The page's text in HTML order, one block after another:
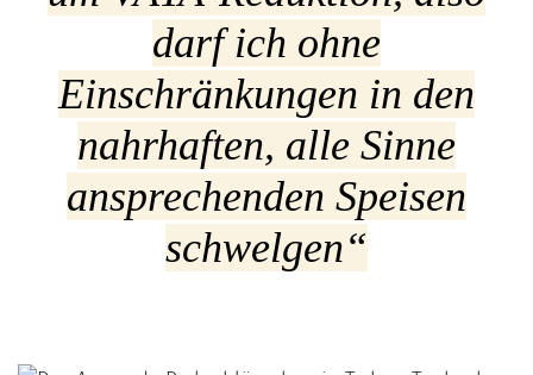
darf ich ohne
Einschränkungen in den
nahrhaften, alle Sinne
ansprechenden Speisen
schwelgen“